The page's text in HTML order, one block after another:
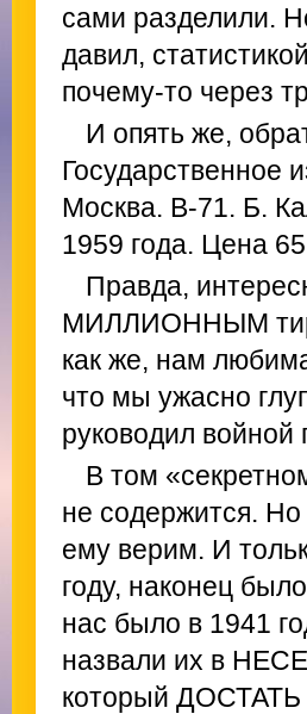
сами разделили.
давил,
почему-то через
И опять же,
Государственное
Москва. В-71. Б.
1959 года. Цена
Правда,
МИЛЛИОННЫМ
как же, нам
что мы ужасно
руководил войной
В том
не содержится.
ему верим. И
году, наконец
нас было в 1941
назвали их в
который